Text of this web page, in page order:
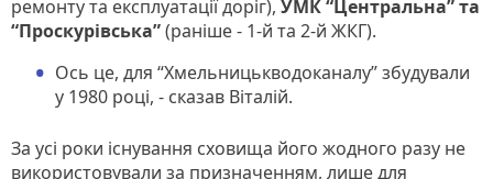
ремонту та експлуатації доріг), УМК “Центральна” та
“Проскурівська”(раніше - 1-й та 2-й ЖКГ).
Ось це, для “Хмельницькводоканалу” збудували
у 1980 році, - сказав Віталій.
За усі роки існування сховища його жодного разу не
використовували за призначенням, лише для